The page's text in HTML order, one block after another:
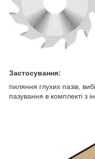
Застосування:
пиляння глухих пазів,
пазування в комплекті з